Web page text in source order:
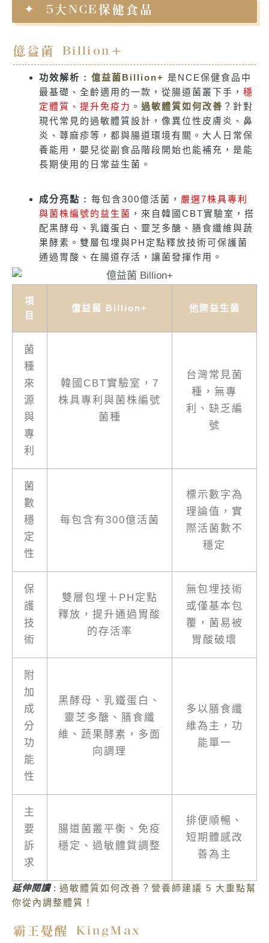
5大NCE保健食品
億益菌 Billion+
功效解析 : 億益菌Billion+ 是NCE保健食品中
最基礎、全齡適用的一款，從腸道菌叢下手， 穩
定體質、提升免疫力 。 過敏體質如何改善 ？針對
現代常見的過敏體質設計，像異位性皮膚炎、鼻
炎、蕁麻疹等，都與腸道環境有關。大人日常保
養能用，嬰兒從副食品階段開始也能補充，是能
長期使用的日常益生菌。
成分亮點 : 每包含300億活菌， 嚴選7株具專利
與菌株編號的益生菌 ，來自韓國CBT實驗室，搭
配黑酵母、乳鐵蛋白、靈芝多醣、膳食纖維與蔬
果酵素。雙層包埋與PH定點釋放技術可保護菌
通過胃酸、在腸道存活，讓菌發揮作用。
項
目
億益菌 Billion+ 他牌益生菌
菌
種
來
源
與
專
利
韓國CBT實驗室，7
株具專利與菌株編號
菌種
台灣常見菌
種，無專
利、缺乏編
號
菌
數
穩
定
性
每包含有300億活菌
標示數字為
理論值，實
際活菌數不
穩定
保
護
技
術
雙層包埋＋PH定點
釋放，提升通過胃酸
的存活率
無包埋技術
或僅基本包
覆，菌易被
胃酸破壞
附
加
成
分
功
能
性
黑酵母、乳鐵蛋白、
靈芝多醣、膳食纖
維、蔬果酵素，多面
向調理
多以膳食纖
維為主，功
能單一
主
要
訴
求
腸道菌叢平衡、免疫
穩定、過敏體質調整
排便順暢、
短期體感改
善為主
延伸閱讀: 過敏體質如何改善？營養師建議 5 大重點幫
你從內調整體質！
霸王覺醒 KingMax